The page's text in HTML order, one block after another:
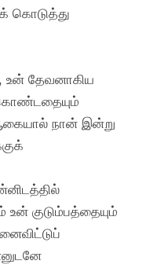
கொடுத்து
உன் தேவனாகிய
நான் இன்று
குடும்பத்தையும்